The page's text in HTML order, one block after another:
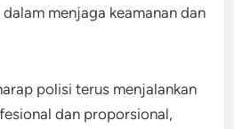
menjaga keamanan dan
polisi terus menjalankan
dan proporsional,